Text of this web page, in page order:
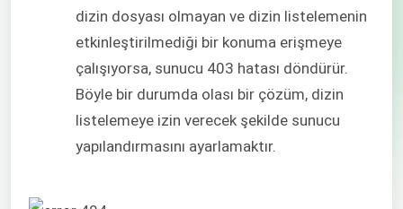
dizin dosyası olmayan ve dizin listelemenin
etkinleştirilmediği bir konuma erişmeye
çalışıyorsa, sunucu 403 hatası döndürür.
Böyle bir durumda olası bir çözüm, dizin
listelemeye izin verecek şekilde sunucu
yapılandırmasını ayarlamaktır.